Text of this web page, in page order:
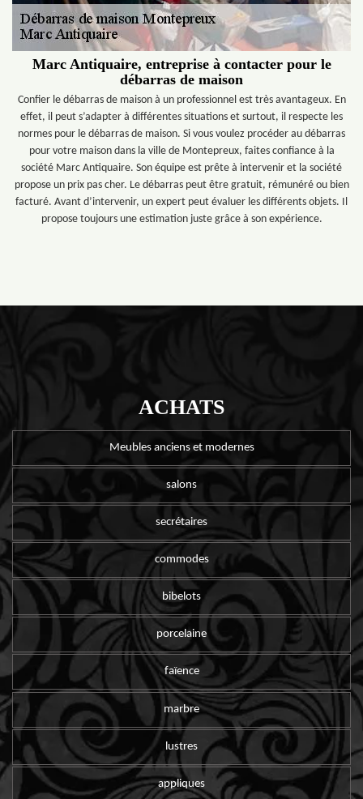
Marc Antiquaire, entreprise à contacter pour le
débarras de maison
Confier le débarras de maison à un professionnel est très avantageux. En
effet, il peut s’adapter à différentes situations et surtout, il respecte les
normes pour le débarras de maison. Si vous voulez procéder au débarras
pour votre maison dans la ville de Montepreux, faites confiance à la
société Marc Antiquaire. Son équipe est prête à intervenir et la société
propose un prix pas cher. Le débarras peut être gratuit, rémunéré ou bien
facturé. Avant d’intervenir, un expert peut évaluer les différents objets. Il
propose toujours une estimation juste grâce à son expérience.
ACHATS
Meubles anciens et modernes
salons
secrétaires
commodes
bibelots
porcelaine
faïence
marbre
lustres
appliques